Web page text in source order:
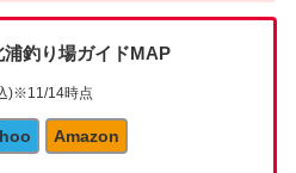
浦釣り場ガイドMAP
)※11/14時点
Amazon